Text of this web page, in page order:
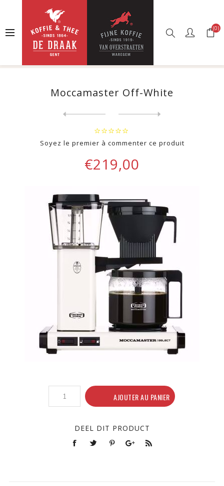
(0)
Boutique en ligne
Machines à café
Cafetières à filtre
Moccamaster Off-White
Moccamaster Off-White
Soyez le premier à commenter ce produit
€219,00
AJOUTER AU PANIER
DEEL DIT PRODUCT